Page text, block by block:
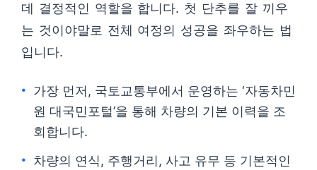
데 결정적인 역할을 합니다. 첫 단추를 잘 끼우
는 것이야말로 전체 여정의 성공을 좌우하는 법
입니다.
가장 먼저, 국토교통부에서 운영하는 ‘자동차민
원 대국민포털’을 통해 차량의 기본 이력을 조
회합니다.
차량의 연식, 주행거리, 사고 유무 등 기본적인